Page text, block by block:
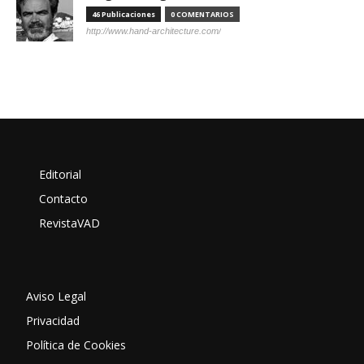
46 Publicaciones 0 COMENTARIOS
http://www.hand-architecture.com/
Editorial
Contacto
RevistaVAD
Aviso Legal
Privacidad
Política de Cookies